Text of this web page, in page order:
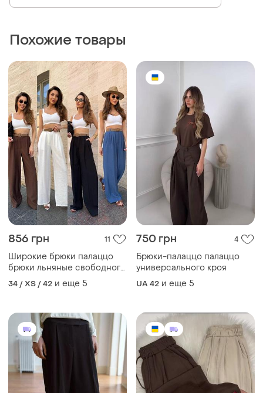
Похожие товары
856 грн 11
Широкие брюки палаццо
брюки льняные свободного
кроя лён
34 / XS / 42 и еще 5
750 грн 4
Брюки-палаццо палаццо
универсального кроя
UA 42 и еще 5